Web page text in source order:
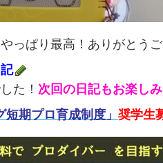
っぱり最高！ありがとう
た！ 次回の日記もお楽し
短期プロ育成制度」 奨学生